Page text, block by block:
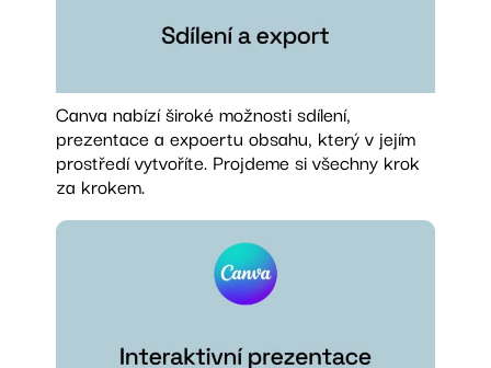
Canva nabízí široké možnosti sdílení,
prezentace a expoertu obsahu, který v jejím
prostředí vytvoříte. Projdeme si všechny krok
za krokem.